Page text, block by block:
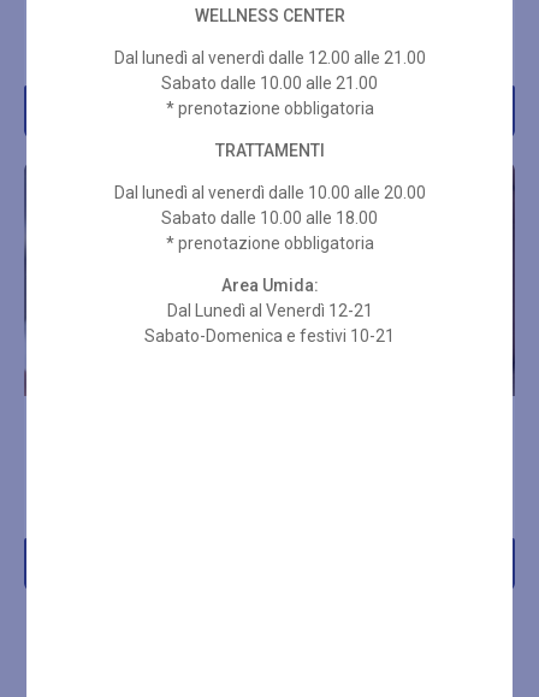
Acquista
€ 99,00
Acquista
WELLNESS CENTER
Dal lunedì al venerdì dalle 12.00 alle 21.00
Sabato dalle 10.00 alle 21.00
* prenotazione obbligatoria
TRATTAMENTI
Dal lunedì al venerdì dalle 10.00 alle 20.00
Sabato dalle 10.00 alle 18.00
* prenotazione obbligatoria
Area Umida:
Dal Lunedì al Venerdì 12-21
Sabato-Domenica e festivi 10-21